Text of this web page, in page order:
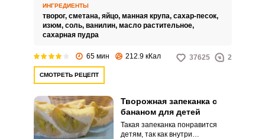
моменты детства, ведь она
очень похожа на ту, что готовили
и выраженным кисломолочным
вкусом.
ИНГРЕДИЕНТЫ
творог, сметана, яйцо, манная крупа, сахар-песок,
изюм, соль, ванилин, масло растительное,
сахарная пудра
65 мин 212.9 кКал 37625 2
СМОТРЕТЬ РЕЦЕПТ
Творожная запеканка с
бананом для детей
Такая запеканка понравится
детям, так как внутри